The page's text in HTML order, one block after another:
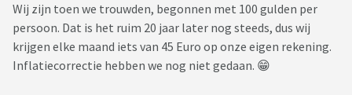
Wij zijn toen we trouwden, begonnen met 100 gulden per
persoon. Dat is het ruim 20 jaar later nog steeds, dus wij
krijgen elke maand iets van 45 Euro op onze eigen rekening.
Inflatiecorrectie hebben we nog niet gedaan. 😁